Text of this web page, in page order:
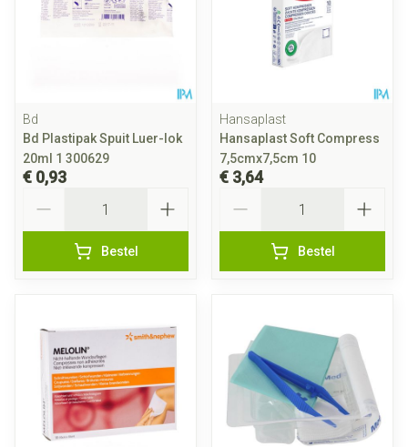
Bd
Bd Plastipak Spuit Luer-lok
20ml 1 300629
€ 0,93
Bestel
Hansaplast
Hansaplast Soft Compress
7,5cmx7,5cm 10
€ 3,64
Bestel